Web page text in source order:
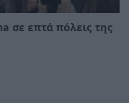
σε επτά πόλεις της